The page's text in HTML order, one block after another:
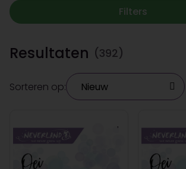
Filters
Resultaten (392)
Sorteren op: